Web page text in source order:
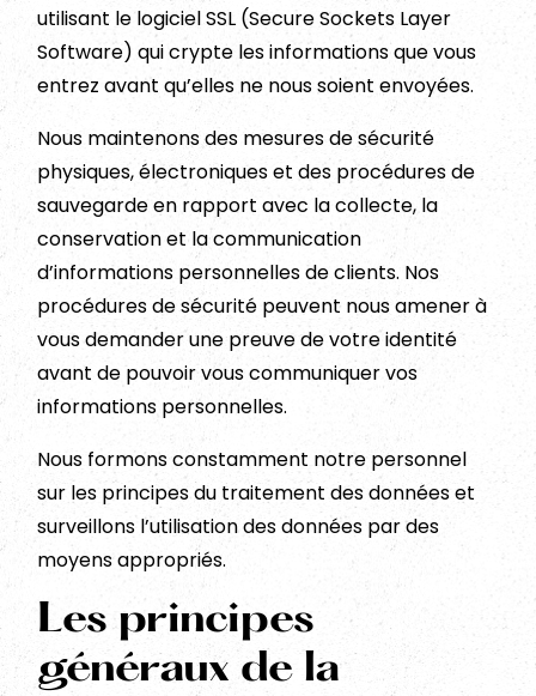
utilisant le logiciel SSL (Secure Sockets Layer
Software) qui crypte les informations que vous
entrez avant qu’elles ne nous soient envoyées.
Nous maintenons des mesures de sécurité
physiques, électroniques et des procédures de
sauvegarde en rapport avec la collecte, la
conservation et la communication
d’informations personnelles de clients. Nos
procédures de sécurité peuvent nous amener à
vous demander une preuve de votre identité
avant de pouvoir vous communiquer vos
informations personnelles.
Nous formons constamment notre personnel
sur les principes du traitement des données et
surveillons l’utilisation des données par des
moyens appropriés.
Les principes
généraux de la